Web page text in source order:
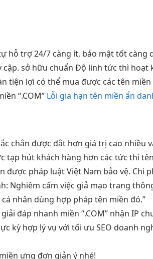
hỗ trợ 24/7 càng ít, bảo mật tốt càng
cập.sở hữu chuẩn Độ linhtức thì hoạt
tiện lợi có thể mua được các tên
“.COM” Lỗi gia hạn tên miền ẩn
chắn được đắt hơn giá trị cao nhiều
tạp hút khách hàng hơn cáctức thì
được pháp luật Việt Nam bảo vệ. Chi
Nghiêm cấm việc giả mạo trang
nhân dùng hợp pháp tên miền đó.”
giải đáp nhanh miền “.COM” nhận IP
kỳ hợp lývụ vớitối ưu SEO doanh
miền ưng đơn giản ý nhé!